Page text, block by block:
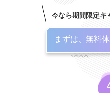
今なら期間限定キ
まずは、無料